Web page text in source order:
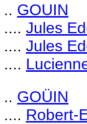
.. GOUIN
.... Jules
.... Jules
....
.. GOÜIN
.... Robert-